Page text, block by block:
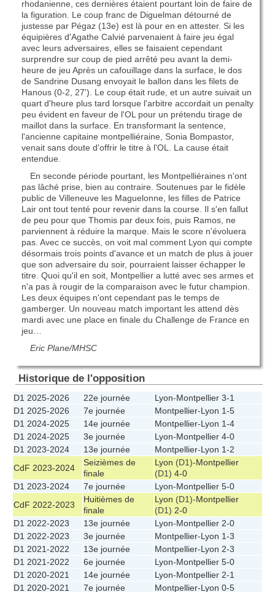
rhodanienne, ces dernières étaient pourtant loin de faire de
la figuration. Le coup franc de Diguelman détourné de
justesse par Pégaz (13e) est là pour en en attester. Si les
équipières d'Agathe Calvié parvenaient à faire jeu égal
avec leurs adversaires, elles se faisaient cependant
surprendre sur coup de pied arrêté peu avant la demi-
heure de jeu Après un cafouillage dans la surface, le dos
de Sandrine Dusang envoyait le ballon dans les filets de
Hanous (0-2, 27'). Le coup était rude, et un autre suivait un
quart d'heure plus tard lorsque l'arbitre accordait un penalty
peu évident en faveur de l'OL pour un prétendu tirage de
maillot dans la surface. En transformant la sentence,
l'ancienne capitaine montpelliéraine, Sonia Bompastor,
venait sans doute d'offrir le titre à l'OL. La cause était
entendue.
En seconde période pourtant, les Montpelliéraines n'ont
pas lâché prise, bien au contraire. Soutenues par le fidèle
public de Villeneuve les Maguelonne, les filles de Patrice
Lair ont tout tenté pour revenir dans la course. Il s'en fallut
de peu pour que Thomis par deux fois, puis Ramos, ne
parviennent à réduire la marque. Mais le score n'évoluera
pas. Avec ce succès, on voit mal comment Lyon qui compte
désormais trois points d'avance et un match de plus à jouer
que son adversaire du soir, pourraient laisser échapper le
titre. Quoi qu'il en soit, Montpellier a lutté avec ses armes et
n'a pas à rougir de la comparaison avec le futur champion.
Les deux équipes n'ont cependant pas le temps de
gamberger. Un nouveau match important les attend dès
mardi avec une place en finale du Challenge de France en
jeu…
Eric Plane/MHSC
Historique de l'opposition
D1 2025-2026 22e journée Lyon-Montpellier 3-1
D1 2025-2026
7e journée Montpellier-Lyon 1-5
D1 2024-2025
14e journée Montpellier-Lyon 1-4
D1 2024-2025
3e journée Lyon-Montpellier 4-0
D1 2023-2024
13e journée Montpellier-Lyon 1-2
CdF 2023-2024
Seizièmes de
finale
Lyon (D1)-Montpellier
(D1) 4-0
D1 2023-2024
7e journée Lyon-Montpellier 5-0
CdF 2022-2023
Huitièmes de
finale
Lyon (D1)-Montpellier
(D1) 2-0
D1 2022-2023
13e journée Lyon-Montpellier 2-0
D1 2022-2023
3e journée Montpellier-Lyon 1-3
D1 2021-2022
13e journée Montpellier-Lyon 2-3
D1 2021-2022
6e journée Lyon-Montpellier 5-0
D1 2020-2021
14e journée Lyon-Montpellier 2-1
D1 2020-2021
7e journée Montpellier-Lyon 0-5